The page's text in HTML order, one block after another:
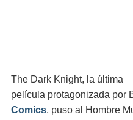
The Dark Knight, la última
película protagonizada por
Comics, puso al Hombre